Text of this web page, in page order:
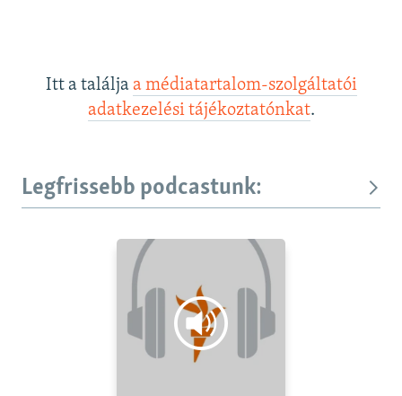
Itt a találja a médiatartalom-szolgáltatói
adatkezelési tájékoztatónkat.
Legfrissebb podcastunk: